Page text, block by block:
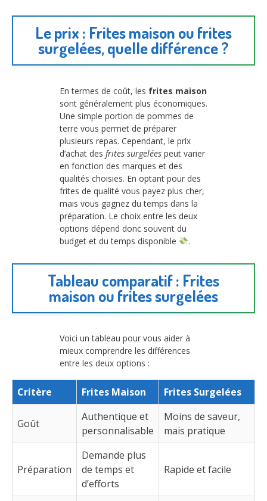
Le prix : Frites maison ou frites
surgelées, quelle différence ?
En termes de coût, les frites maison
sont généralement plus économiques.
Une simple portion de pommes de
terre vous permet de préparer
plusieurs repas. Cependant, le prix
d’achat des frites surgelées peut varier
en fonction des marques et des
qualités choisies. En optant pour des
frites de qualité vous payez plus cher,
mais vous gagnez du temps dans la
préparation. Le choix entre les deux
options dépend donc souvent du
budget et du temps disponible
.
Tableau comparatif : Frites
maison ou frites surgelées
Voici un tableau pour vous aider à
mieux comprendre les différences
entre les deux options :
Critère Frites Maison Frites Surgelées
Goût
Authentique et
personnalisable
Moins de saveur,
mais pratique
Préparation
Demande plus
de temps et
d’efforts
Rapide et facile